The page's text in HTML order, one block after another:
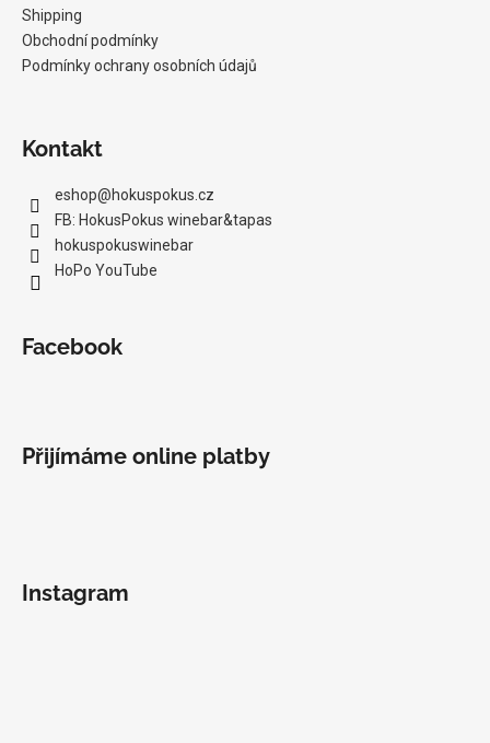
Shipping
Obchodní podmínky
Podmínky ochrany osobních údajů
Kontakt
eshop@hokuspokus.cz
FB: HokusPokus winebar&tapas
hokuspokuswinebar
HoPo YouTube
Facebook
Přijímáme online platby
Instagram